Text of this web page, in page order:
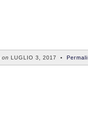
on LUGLIO 3, 2017 •